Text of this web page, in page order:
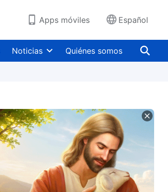
Apps móviles Español
Noticias Quiénes somos